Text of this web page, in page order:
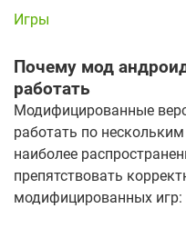
Игры
Почему мод
работать
Модифицированные
работать по
наиболее
препятствовать
модифицированных игр: